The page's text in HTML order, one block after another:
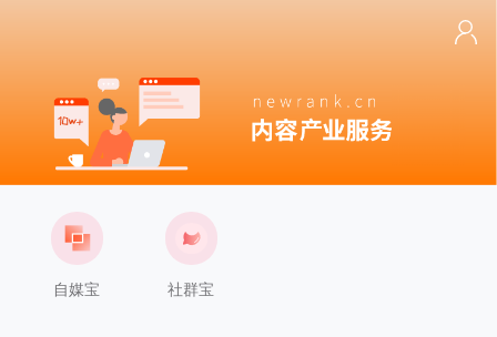
自媒宝 社群宝